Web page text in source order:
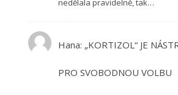
nedělala pravidelně, tak…
Hana: „KORTIZOL“ JE
PRO SVOBODNOU VOLBU